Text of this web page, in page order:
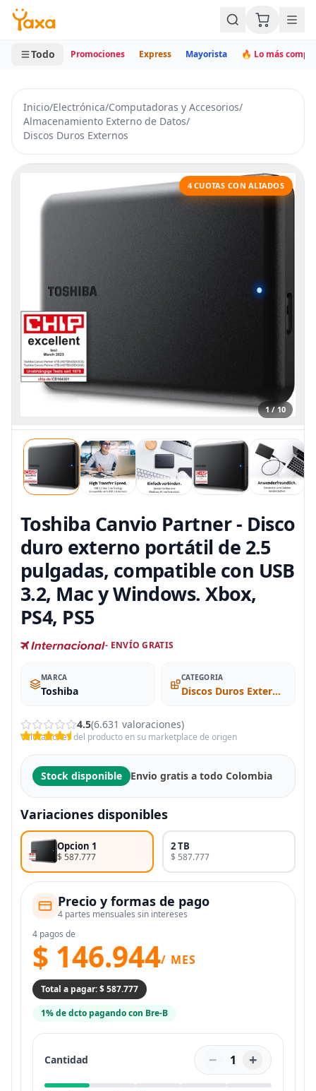
MINI CARRITO
0 productos
Todo Promociones Express Mayorista 🔥 Lo más
Inicio/Electrónica/Computadoras y Accesorios/
Almacenamiento Externo de Datos/
Discos Duros Externos
1 / 10
4 CUOTAS CON ALIADOS
Toshiba Canvio Partner - Disco
duro externo portátil de 2.5
pulgadas, compatible con USB
3.2, Mac y Windows. Xbox,
PS4, PS5
- ENVÍO GRATIS
MARCA
Toshiba
CATEGORIA
Discos Duros Externos
4.5(6.631 valoraciones)
Valoraciones del producto en su marketplace de origen
Stock disponible Envio gratis a todo Colombia
Variaciones disponibles
Opcion 1
$ 587.777
2 TB
$ 587.777
Precio y formas de pago
4 partes mensuales sin intereses
4 pagos de
$ 146.944/ MES
Total a pagar: $ 587.777
1% de dcto pagando con Bre-B
Cantidad − 1 +